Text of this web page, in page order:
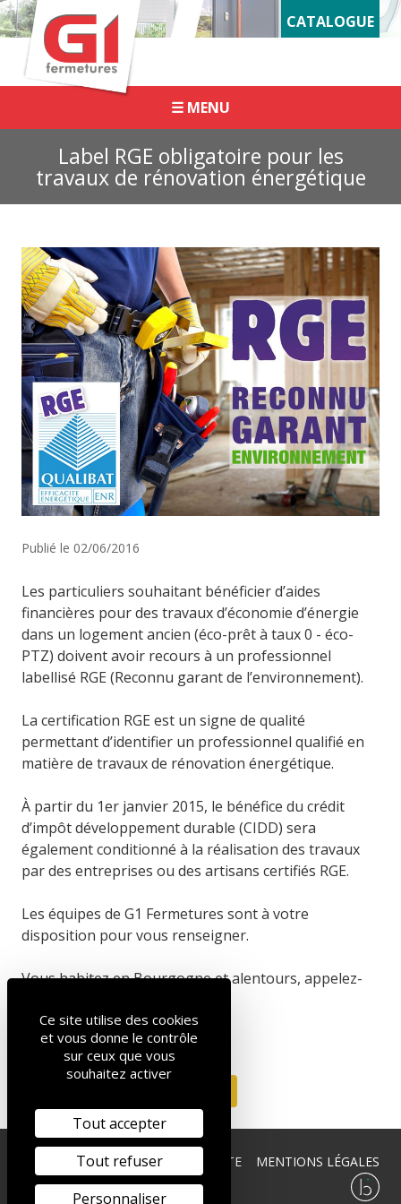
☰ MENU
CATALOGUE
Label RGE obligatoire pour les
travaux de rénovation énergétique
Publié le 02/06/2016
Les particuliers souhaitant bénéficier d’aides
financières pour des travaux d’économie d’énergie
dans un logement ancien (éco-prêt à taux 0 - éco-
PTZ) doivent avoir recours à un professionnel
labellisé RGE (Reconnu garant de l’environnement).
La certification RGE est un signe de qualité
permettant d’identifier un professionnel qualifié en
matière de travaux de rénovation énergétique.
À partir du 1er janvier 2015, le bénéfice du crédit
d’impôt développement durable (CIDD) sera
également conditionné à la réalisation des travaux
par des entreprises ou des artisans certifiés RGE.
Les équipes de G1 Fermetures sont à votre
disposition pour vous renseigner.
Vous habitez en Bourgogne et alentours, appelez-
GROUPE ISOL PLAN DU SITE MENTIONS LÉGALES
Panneau de gestion des cookies
Ce site utilise des cookies
et vous donne le contrôle
sur ceux que vous
souhaitez activer
Tout accepter
Tout refuser
Personnaliser